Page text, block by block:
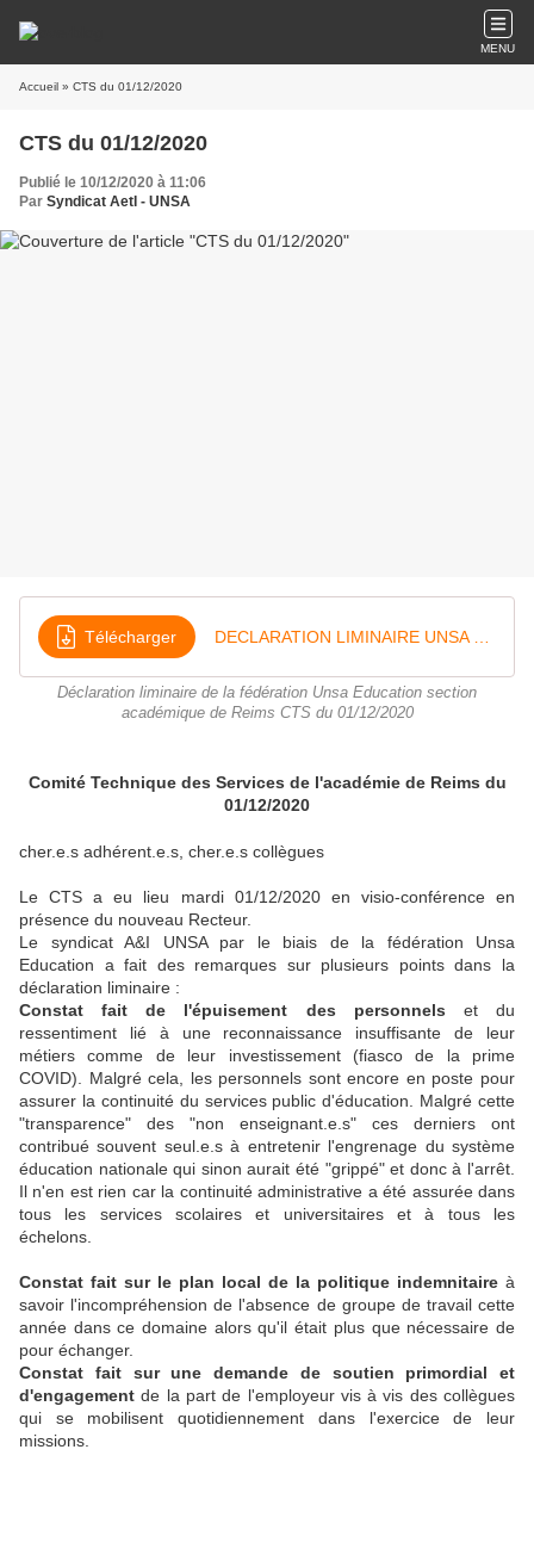
MENU
Accueil » CTS du 01/12/2020
CTS du 01/12/2020
Publié le 10/12/2020 à 11:06
Par Syndicat AetI - UNSA
Télécharger
Déclaration liminaire de la fédération Unsa Education section
académique de Reims CTS du 01/12/2020
Comité Technique des Services de l'académie de Reims du
01/12/2020
cher.e.s adhérent.e.s, cher.e.s collègues
Le CTS a eu lieu mardi 01/12/2020 en visio-conférence en
présence du nouveau Recteur.
Le syndicat A&I UNSA par le biais de la fédération Unsa
Education a fait des remarques sur plusieurs points dans la
déclaration liminaire :
Constat fait de l'épuisement des personnels et du
ressentiment lié à une reconnaissance insuffisante de leur
métiers comme de leur investissement (fiasco de la prime
COVID). Malgré cela, les personnels sont encore en poste pour
assurer la continuité du services public d'éducation. Malgré cette
"transparence" des "non enseignant.e.s" ces derniers ont
contribué souvent seul.e.s à entretenir l'engrenage du système
éducation nationale qui sinon aurait été "grippé" et donc à l'arrêt.
Il n'en est rien car la continuité administrative a été assurée dans
tous les services scolaires et universitaires et à tous les
échelons.
Constat fait sur le plan local de la politique indemnitaire à
savoir l'incompréhension de l'absence de groupe de travail cette
année dans ce domaine alors qu'il était plus que nécessaire de
pour échanger.
Constat fait sur une demande de soutien primordial et
d'engagement de la part de l'employeur vis à vis des collègues
qui se mobilisent quotidiennement dans l'exercice de leur
missions.